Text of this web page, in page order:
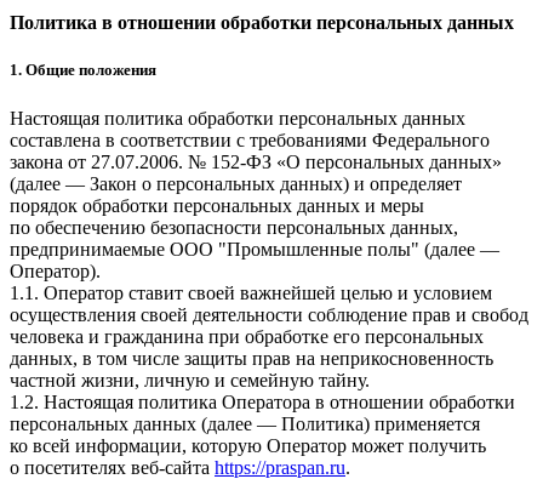
Политика в отношении обработки персональных данных
1. Общие положения
Настоящая политика обработки персональных данных
составлена в соответствии с требованиями Федерального
закона от 27.07.2006. № 152-ФЗ «О персональных данных»
(далее — Закон о персональных данных) и определяет
порядок обработки персональных данных и меры
по обеспечению безопасности персональных данных,
предпринимаемые ООО "Промышленные полы" (далее —
Оператор).
1.1. Оператор ставит своей важнейшей целью и условием
осуществления своей деятельности соблюдение прав и свобод
человека и гражданина при обработке его персональных
данных, в том числе защиты прав на неприкосновенность
частной жизни, личную и семейную тайну.
1.2. Настоящая политика Оператора в отношении обработки
персональных данных (далее — Политика) применяется
ко всей информации, которую Оператор может получить
о посетителях веб-сайта https://praspan.ru.